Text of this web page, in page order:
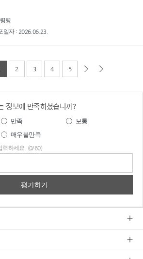
령
일자 : 2026.06.23.
2 3 4 5
정보에 만족하셨습니까?
만족
보통
매우불만족
력하세요. (0/60)